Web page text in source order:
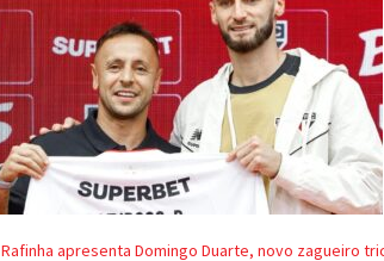
Rafinha apresenta Domingo Duarte, novo zagueiro